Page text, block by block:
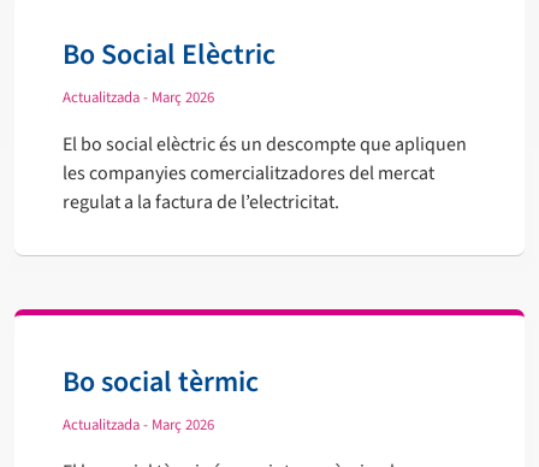
Bo Social Elèctric
Actualitzada - Març 2026
El bo social elèctric és un descompte que apliquen
les companyies comercialitzadores del mercat
regulat a la factura de l’electricitat.
Bo social tèrmic
Actualitzada - Març 2026